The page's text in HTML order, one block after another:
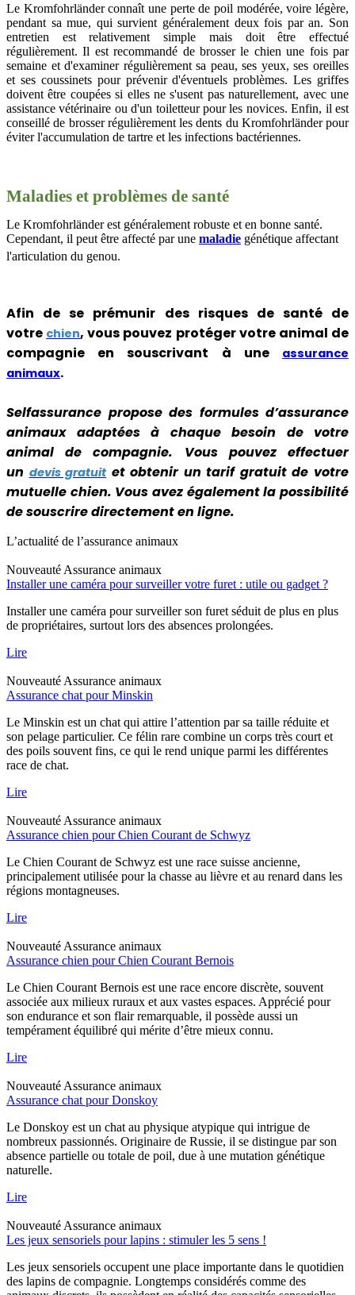
Le Kromfohrländer connaît une perte de poil modérée, voire légère,
pendant sa mue, qui survient généralement deux fois par an. Son
entretien est relativement simple mais doit être effectué
régulièrement. Il est recommandé de brosser le chien une fois par
semaine et d'examiner régulièrement sa peau, ses yeux, ses oreilles
et ses coussinets pour prévenir d'éventuels problèmes. Les griffes
doivent être coupées si elles ne s'usent pas naturellement, avec une
assistance vétérinaire ou d'un toiletteur pour les novices. Enfin, il est
conseillé de brosser régulièrement les dents du Kromfohrländer pour
éviter l'accumulation de tartre et les infections bactériennes.
Maladies et problèmes de santé
Le Kromfohrländer est généralement robuste et en bonne santé.
Cependant, il peut être affecté par une maladie génétique affectant
l'articulation du genou.
Afin de se prémunir des risques de santé de
votre chien, vous pouvez protéger votre animal de
compagnie en souscrivant à une
assurance
animaux.
Selfassurance propose des formules d’assurance
animaux adaptées à chaque besoin de votre
animal de compagnie. Vous pouvez effectuer
un devis gratuit et obtenir un tarif gratuit de votre
mutuelle chien. Vous avez également la possibilité
de souscrire directement en ligne.
L’actualité de l’assurance animaux
Nouveauté Assurance animaux
Installer une caméra pour surveiller votre furet : utile ou gadget ?
Installer une caméra pour surveiller son furet séduit de plus en plus
de propriétaires, surtout lors des absences prolongées.
Lire
Nouveauté Assurance animaux
Assurance chat pour Minskin
Le Minskin est un chat qui attire l’attention par sa taille réduite et
son pelage particulier. Ce félin rare combine un corps très court et
des poils souvent fins, ce qui le rend unique parmi les différentes
race de chat.
Lire
Nouveauté Assurance animaux
Assurance chien pour Chien Courant de Schwyz
Le Chien Courant de Schwyz est une race suisse ancienne,
principalement utilisée pour la chasse au lièvre et au renard dans les
régions montagneuses.
Lire
Nouveauté Assurance animaux
Assurance chien pour Chien Courant Bernois
Le Chien Courant Bernois est une race encore discrète, souvent
associée aux milieux ruraux et aux vastes espaces. Apprécié pour
son endurance et son flair remarquable, il possède aussi un
tempérament équilibré qui mérite d’être mieux connu.
Lire
Nouveauté Assurance animaux
Assurance chat pour Donskoy
Le Donskoy est un chat au physique atypique qui intrigue de
nombreux passionnés. Originaire de Russie, il se distingue par son
absence partielle ou totale de poil, due à une mutation génétique
naturelle.
Lire
Nouveauté Assurance animaux
Les jeux sensoriels pour lapins : stimuler les 5 sens !
Les jeux sensoriels occupent une place importante dans le quotidien
des lapins de compagnie. Longtemps considérés comme des